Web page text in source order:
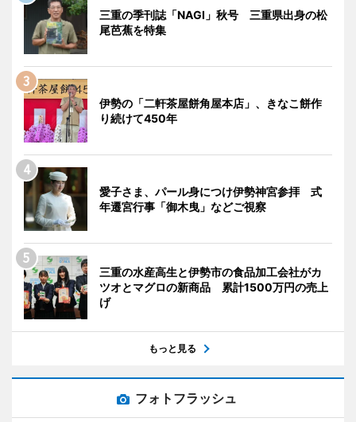
三重の季刊誌「NAGI」秋号 三重県出身の松
尾芭蕉を特集
伊勢の「二軒茶屋餅角屋本店」、きなこ餅作
り続けて450年
愛子さま、パール身につけ伊勢神宮参拝 式
年遷宮行事「御木曳」などご視察
三重の水産高生と伊勢市の食品加工会社がカ
ツオとマグロの新商品 累計1500万円の売上
げ
もっと見る
フォトフラッシュ